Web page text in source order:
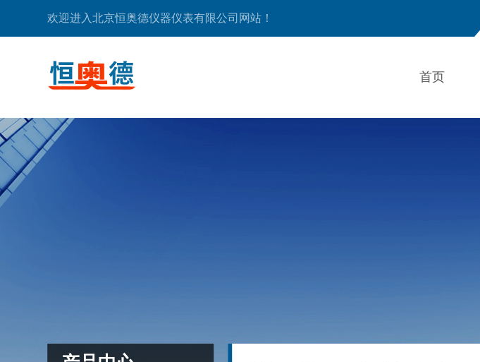
欢迎进入北京恒奥德仪器仪表有限公司网站！
首页